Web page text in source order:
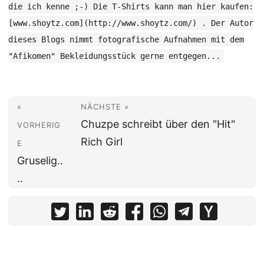
die ich kenne ;-) Die T-Shirts kann man hier kaufen:
[www.shoytz.com](http://www.shoytz.com/) . Der Autor
dieses Blogs nimmt fotografische Aufnahmen mit dem
"Afikomen" Bekleidungsstück gerne entgegen...
«
VORHERIG
E
Gruselig..
..
NÄCHSTE »
Chuzpe schreibt über den "Hit"
Rich Girl